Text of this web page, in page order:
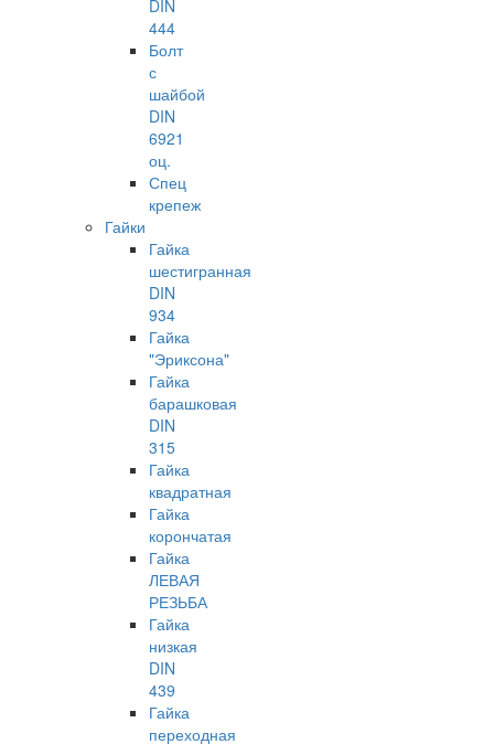
DIN
444
Болт
с
шайбой
DIN
6921
оц.
Спец
крепеж
Гайки
Гайка
шестигранная
DIN
934
Гайка
"Эриксона"
Гайка
барашковая
DIN
315
Гайка
квадратная
Гайка
корончатая
Гайка
ЛЕВАЯ
РЕЗЬБА
Гайка
низкая
DIN
439
Гайка
переходная